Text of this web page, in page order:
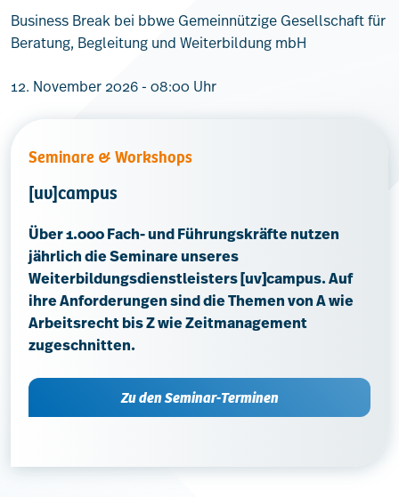
Business Break bei bbwe Gemeinnützige Gesellschaft für
Beratung, Begleitung und Weiterbildung mbH
12. November 2026 - 08:00 Uhr
Seminare & Workshops
[uv]campus
Über 1.000 Fach- und Führungskräfte nutzen
jährlich die Seminare unseres
Weiterbildungsdienstleisters [uv]campus. Auf
ihre Anforderungen sind die Themen von A wie
Arbeitsrecht bis Z wie Zeitmanagement
zugeschnitten.
Zu den Seminar-Terminen